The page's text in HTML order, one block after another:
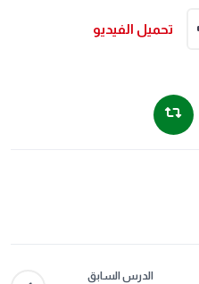
تحميل الفيديو
الدرس السابق